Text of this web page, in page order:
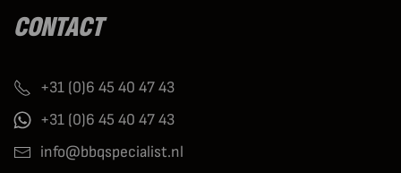
CONTACT
+31 (0)6 45 40 47 43
+31 (0)6 45 40 47 43
info@bbqspecialist.nl